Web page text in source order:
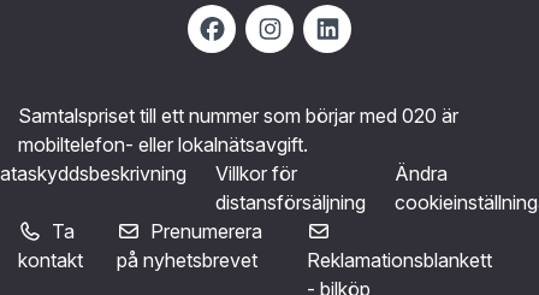
Samtalspriset till ett nummer som börjar med 020 är
mobiltelefon- eller lokalnätsavgift.
Villkor för
distansförsäljning
Ändra
Ta
kontakt
Prenumerera
på nyhetsbrevet
Reklamationsblankett
- bilköp